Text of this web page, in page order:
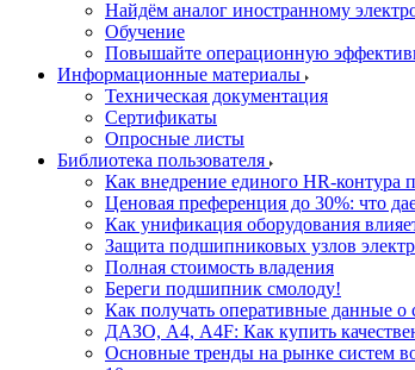
Найдём аналог иностранному
Обучение
Повышайте операционную
Информационные материалы
Техническая документация
Сертификаты
Опросные листы
Библиотека пользователя
Как внедрение единого HR-контура
Ценовая преференция до 30%: что
Как унификация оборудования
Защита подшипниковых узлов
Полная стоимость владения
Береги подшипник смолоду!
Как получать оперативные данные о
ДАЗО, А4, А4F: Как купить
Основные тренды на рынке систем